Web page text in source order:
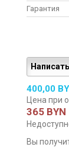
Гарантия
400,00
Цена при
365 BYN
Вы